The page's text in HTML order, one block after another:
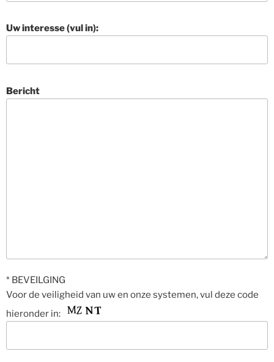
Uw interesse (vul in):
Bericht
* BEVEILGING
Voor de veiligheid van uw en onze systemen, vul deze code
hieronder in: